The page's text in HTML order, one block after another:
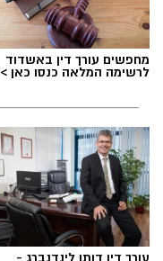
מחפשים עורך דין באשדוד
לרשימה המלאה כנסו כאן >
עורך דין דותן לינדנברג -